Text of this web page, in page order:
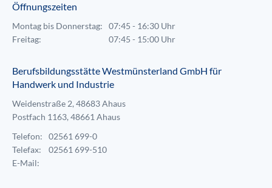
Öffnungszeiten
Montag bis Donnerstag:
07:45 - 16:30 Uhr
Freitag:
07:45 - 15:00 Uhr
Berufsbildungsstätte Westmünsterland GmbH für
Handwerk und Industrie
Weidenstraße 2, 48683 Ahaus
Postfach 1163, 48661 Ahaus
Telefon:
02561 699-0
Telefax:
02561 699-510
E-Mail: